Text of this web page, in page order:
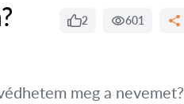
2 601
meg a nevemet?